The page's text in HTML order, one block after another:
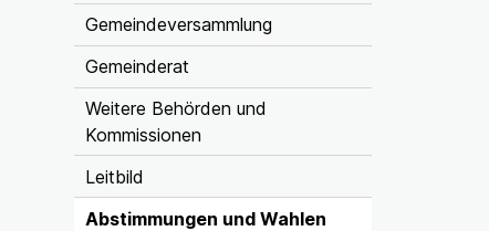
Inhaltsnavigation
Gemeindeversammlung
Gemeinderat
Weitere Behörden und
Kommissionen
Leitbild
Abstimmungen und Wahlen